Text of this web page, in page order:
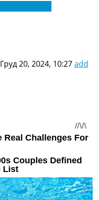
Груд 20, 2024, 10:27add